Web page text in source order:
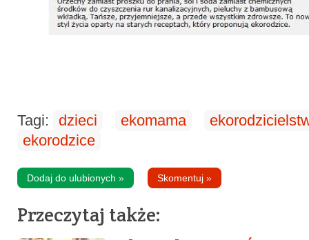
Tagi: dzieci ekomama
ekorodzice
Dodaj do ulubionych » Skomentuj »
Przeczytaj także: